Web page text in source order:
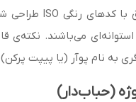
۰٫۵ میلی‌لیتری استوانه‌ای
به نام پوآر (یا پیپت
(حباب‌دار)